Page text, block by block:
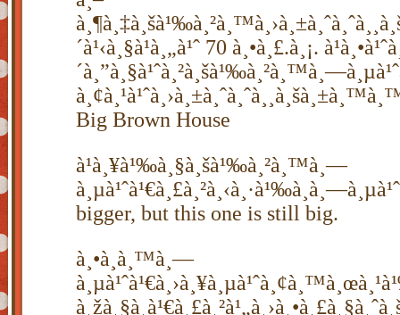
´à¹‹à¸§à¹à¸„à¹ˆ 70 à¸•à¸£.à¸¡.
Big Brown House
à¹à¸¥à¹‰à¸§à¸šà¹‰à¸²à¸™à¸—
bigger, but this one is still big.
à¸•à¸­à¸™à¸—